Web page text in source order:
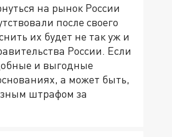
на рынок России
после своего
их будет не так уж и
России. Если
и выгодные
а может быть,
штрафом за